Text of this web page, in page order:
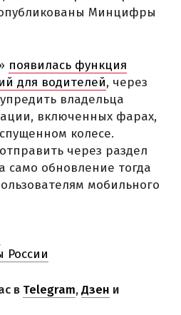
Минцифры
появилась функция
для водителей, через
владельца
включенных фарах,
колесе.
через раздел
само обновление тогда
мобильного
в Telegram,Дзен и